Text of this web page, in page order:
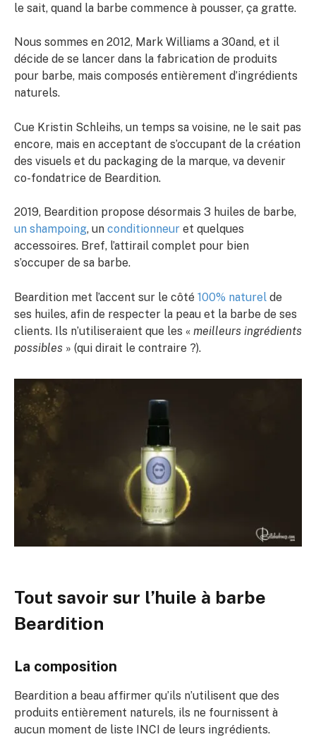
le sait, quand la barbe commence à pousser, ça gratte.
Nous sommes en 2012, Mark Williams a 30and, et il
décide de se lancer dans la fabrication de produits
pour barbe, mais composés entièrement d’ingrédients
naturels.
Cue Kristin Schleihs, un temps sa voisine, ne le sait pas
encore, mais en acceptant de s’occupant de la création
des visuels et du packaging de la marque, va devenir
co-fondatrice de Beardition.
2019, Beardition propose désormais 3 huiles de barbe,
un shampoing, un conditionneur et quelques
accessoires. Bref, l’attirail complet pour bien
s’occuper de sa barbe.
Beardition met l’accent sur le côté 100% naturel de
ses huiles, afin de respecter la peau et la barbe de ses
clients. Ils n’utiliseraient que les « meilleurs ingrédients
possibles » (qui dirait le contraire ?).
Tout savoir sur l’huile à barbe
Beardition
La composition
Beardition a beau affirmer qu’ils n’utilisent que des
produits entièrement naturels, ils ne fournissent à
aucun moment de liste INCI de leurs ingrédients.